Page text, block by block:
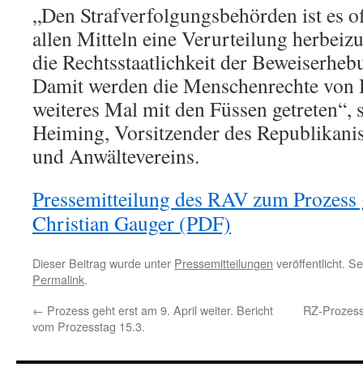
„Den Strafverfolgungsbehörden ist es
allen Mitteln eine Verurteilung
die Rechtsstaatlichkeit der
Damit werden die Menschenrechte
weiteres Mal mit den Füssen
Heiming, Vorsitzender des
und Anwältevereins.
Pressemitteilung des RAV zum
Christian Gauger (PDF)
Dieser Beitrag wurde unter Pressemitteilungen veröffentlicht.
Permalink.
← Prozess geht erst am 9. April weiter. Bericht
vom Prozesstag 15.3.
RZ-